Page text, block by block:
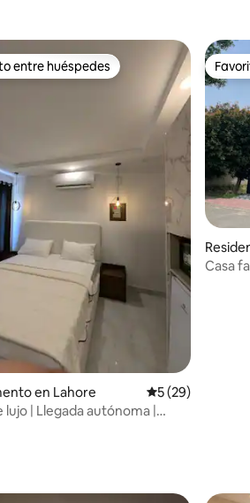
de 5; 18 evaluaciones
en Favorito entre huéspedes
entre huéspedes
en Lahore Calificación
5 (29)
lujo | Llegada autónoma |
Casa